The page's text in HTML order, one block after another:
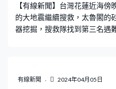
度，達到3級。
【有線新聞】台灣花蓮近海
的大地震繼續搜救，太魯閣的
器挖掘，搜救隊找到第三名遇
但目前天氣狀況欠佳，需待天
有線新聞 2024年04月05日